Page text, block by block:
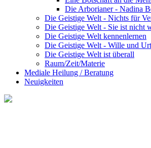
Die Arborianer - Nadina
Die Geistige Welt - Nichts für
Die Geistige Welt - Sie ist nicht
Die Geistige Welt kennenlernen
Die Geistige Welt - Wille und
Die Geistige Welt ist überall
Raum/Zeit/Materie
Mediale Heilung / Beratung
Neuigkeiten